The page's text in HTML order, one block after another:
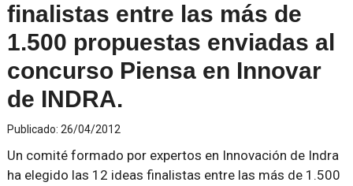
finalistas entre las más de
1.500 propuestas enviadas al
concurso Piensa en Innovar
de INDRA.
Publicado: 26/04/2012
Un comité formado por expertos en Innovación de Indra
ha elegido las 12 ideas finalistas entre las más de 1.500